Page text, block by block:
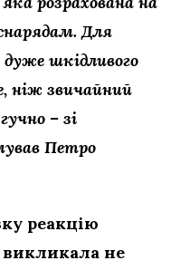
Для
дуже шкідливого
ніж звичайний
– зі
Петро
реакцію
викликала не